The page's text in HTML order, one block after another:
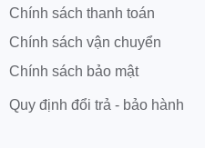
Chính sách thanh toán
Chính sách vận chuyển
Chính sách bảo mật
Quy định đổi trả - bảo hành